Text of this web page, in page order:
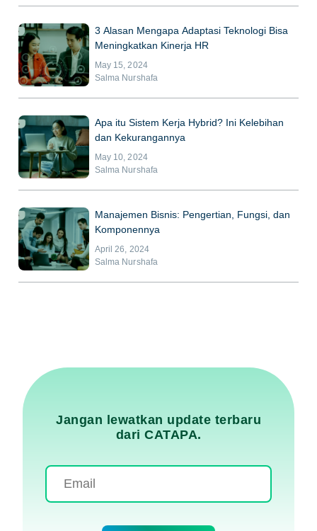
3 Alasan Mengapa Adaptasi Teknologi Bisa
Meningkatkan Kinerja HR
May 15, 2024
Salma Nurshafa
Apa itu Sistem Kerja Hybrid? Ini Kelebihan
dan Kekurangannya
May 10, 2024
Salma Nurshafa
Manajemen Bisnis: Pengertian, Fungsi, dan
Komponennya
April 26, 2024
Salma Nurshafa
Jangan lewatkan update terbaru
dari CATAPA.